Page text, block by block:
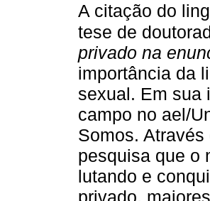
A citação do
tese de
privado na
importância da
sexual. Em sua
campo no ael/
Somos.
pesquisa que o
lutando e
privado,